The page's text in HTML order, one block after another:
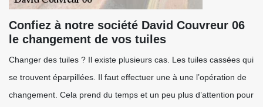
Confiez à notre société David Couvreur 06
le changement de vos tuiles
Changer des tuiles ? Il existe plusieurs cas. Les tuiles cassées qui
se trouvent éparpillées. Il faut effectuer une à une l’opération de
changement. Cela prend du temps et un peu plus d’attention pour